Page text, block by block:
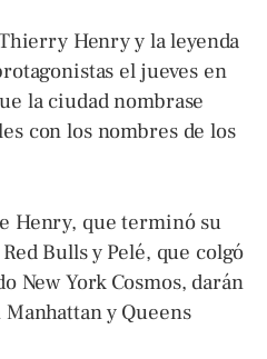
Henry y la leyenda
el jueves en
la ciudad nombrase
con los nombres de los
Henry, que terminó su
Bulls y Pelé, que colgó
New York Cosmos, darán
y Queens